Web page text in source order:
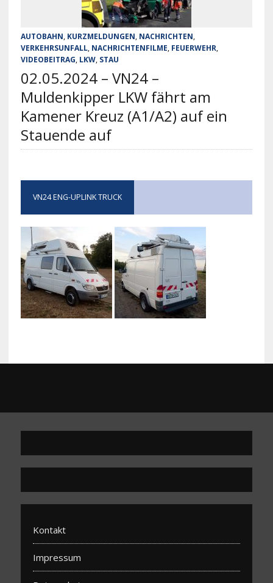
AUTOBAHN, KURZMELDUNGEN, NACHRICHTEN,
VERKEHRSUNFALL, NACHRICHTENFILME, FEUERWEHR,
VIDEOBEITRAG, LKW, STAU
02.05.2024 – VN24 –
Muldenkipper LKW fährt am
Kamener Kreuz (A1/A2) auf ein
Stauende auf
VN24 ENG-UPLINK TRUCK
Kontakt
Impressum